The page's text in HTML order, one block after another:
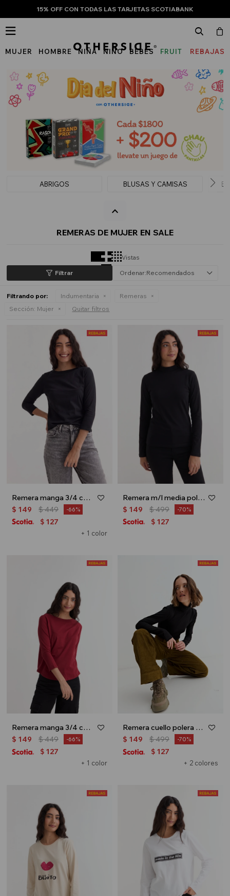
15% OFF CON TODAS LAS TARJETAS SCOTIABANK
MUJER HOMBRE NIÑA NIÑO BEBÉS
FRUIT
THE
LOOM
REBAJAS

ABRIGOS BLUSAS Y CAMISAS
REMERAS DE MUJER EN SALE
Vistas
Recomendados
Filtrando por: Indumentaria
Remeras
Sección: Mujer Quitar filtros
Remera manga 3/4 cuello bote - Negro
+ 1 color
$ 149 $449 66
$ 127
Remera m/l media polera - Negro
$ 149 $499 70
$ 127
Remera manga 3/4 cuello bote - Bordo
+ 1 color
$ 149 $449 66
$ 127
Remera cuello polera m/l básica - Negro
+ 2 colores
$ 149 $499 70
$ 127